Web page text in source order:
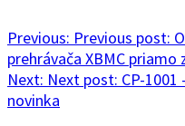
Previous: Previous post:
prehrávača XBMC
Next: Next post: CP-1001
novinka